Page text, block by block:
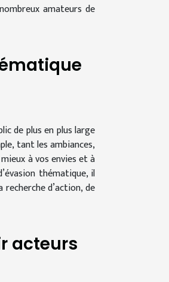
amateurs de
de plus en plus large
tant les ambiances,
à vos envies et à
thématique, il
d’action, de
acteurs